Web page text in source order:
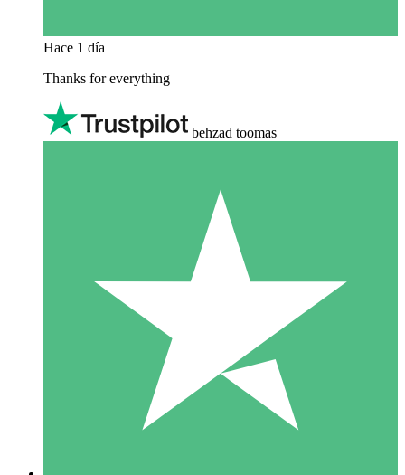
Hace 1 día
Thanks for everything
behzad toomas